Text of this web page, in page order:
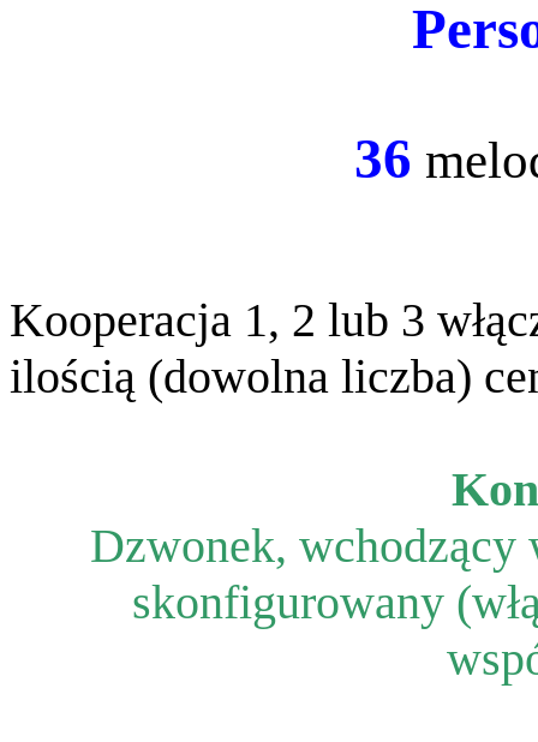
36
Kooperacja 1, 2 lub 3
ilością (dowolna liczba)
Dzwonek, wchodzący
skonfigurowany